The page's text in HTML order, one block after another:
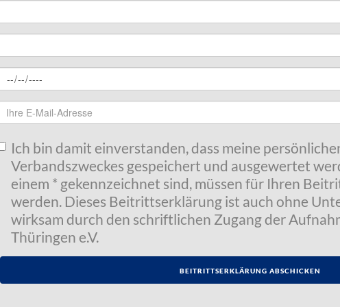
Ich bin damit einverstanden, dass meine
Verbandszweckes gespeichert und ausgewertet
einem * gekennzeichnet sind, müssen für Ihren
werden. Dieses Beitrittserklärung ist auch ohne
wirksam durch den schriftlichen Zugang der
Thüringen e.V.